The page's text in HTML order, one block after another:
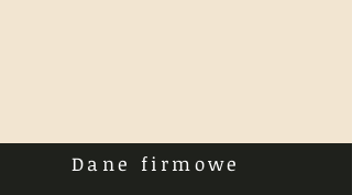
Dane firmowe